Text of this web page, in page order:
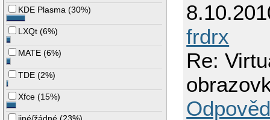
KDE Plasma (30%)
LXQt (6%)
MATE (6%)
TDE (2%)
Xfce (15%)
frdrx
Re: